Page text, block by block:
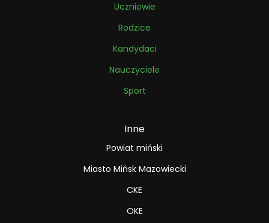
Uczniowie
Rodzice
Kandydaci
Nauczyciele
Sport
Inne
Powiat miński
Miasto Mińsk Mazowiecki
CKE
OKE